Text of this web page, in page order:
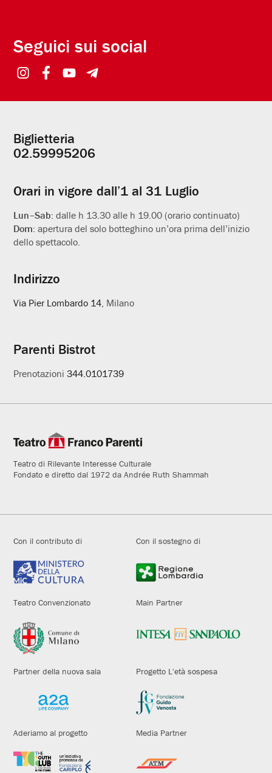
Seguici sui social
Informazioni
utili
Biglietteria
02.59995206
Orari in vigore dall’1 al 31 Luglio
Lun–Sab:dalle h 13.30 alle h 19.00 (orario continuato)
Dom:apertura del solo botteghino un’ora prima dell’inizio
dello spettacolo.
Indirizzo
Via Pier Lombardo 14 , Milano
Parenti Bistrot
Prenotazioni344.0101739
Teatro di Rilevante Interesse Culturale
Fondato e diretto dal 1972 da Andrée Ruth Shammah
Con il contributo di Con il sostegno di
Teatro Convenzionato Main Partner
Partner della nuova sala Progetto L'età sospesa
Aderiamo al progetto Media Partner